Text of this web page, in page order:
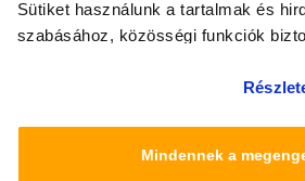
Sütiket használunk a tartalmak és
szabásához, közösségi funkciók
média-, hirdető- és elemező
amelyeket Ön adott meg számukra
Mindennek a